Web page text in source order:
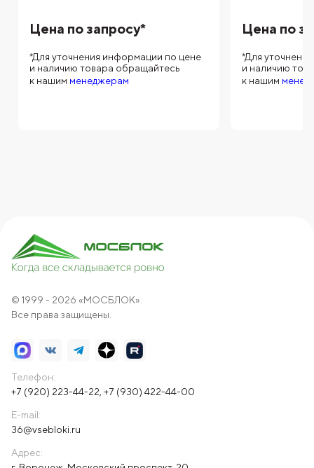
Цена по запросу*
*Для уточнения информации по цене
и наличию товара обращайтесь
к нашим менеджерам
Цена по
*Для
и наличию
к нашим
© 1999 - 2026 «МОСБЛОК».
Все права защищены.
Телефон:
+7 (920) 223-44-22 +7 (930) 422-44-00
E-mail:
36@vsebloki.ru
Адрес: